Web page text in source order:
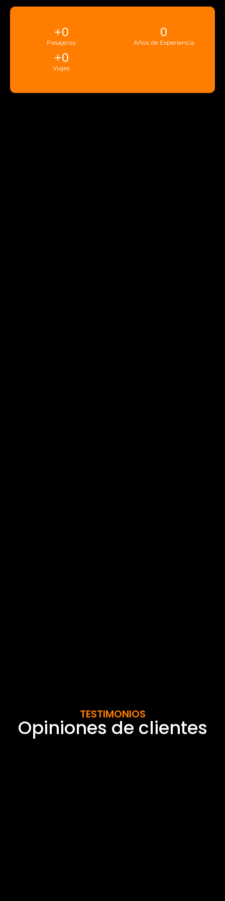
Pasajeros
+0
Años de Experiencia
0
Viajes
+0
TESTIMONIOS
Opiniones de clientes